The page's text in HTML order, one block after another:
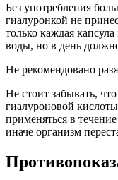
Без употребления
гиалуронкой не
только каждая
воды, но в день
Не рекомендовано
Не стоит забывать,
гиалуроновой
применяться в
иначе организм